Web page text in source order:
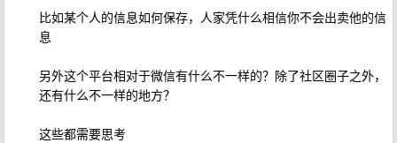
比如某个人的信息如何保存，人家凭什么相信你不会出卖他的信
息
另外这个平台相对于微信有什么不一样的？除了社区圈子之外，
还有什么不一样的地方？
这些都需要思考